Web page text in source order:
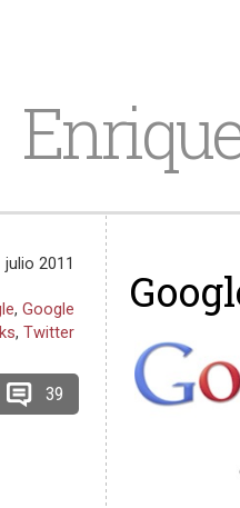
julio 2011
,Google
,Twitter
39